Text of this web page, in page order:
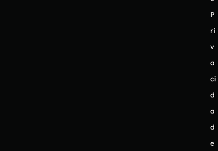
P
ri
v
a
ci
d
a
d
e